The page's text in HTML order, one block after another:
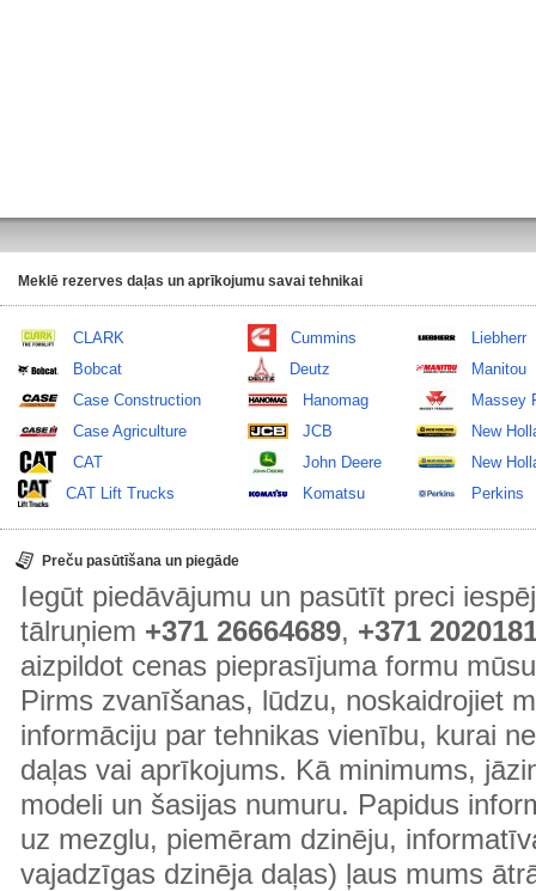
Meklē rezerves daļas un aprīkojumu savai tehnikai
CLARK
Bobcat
Case Construction
Case Agriculture
CAT
CAT Lift Trucks
Cummins
Deutz
Hanomag
JCB
John Deere
Komatsu
Liebherr
Manitou
Massey
New
New
Perkins
Preču pasūtīšana un piegāde
Iegūt piedāvājumu un pasūtīt preci
tālruņiem +371 26664689, +371
aizpildot cenas pieprasījuma formu
Pirms zvanīšanas, lūdzu, noskaidrojiet
informāciju par tehnikas vienību, kurai
daļas vai aprīkojums. Kā minimums,
modeli un šasijas numuru. Papidus
uz mezglu, piemēram dzinēju,
vajadzīgas dzinēja daļas) ļaus mums